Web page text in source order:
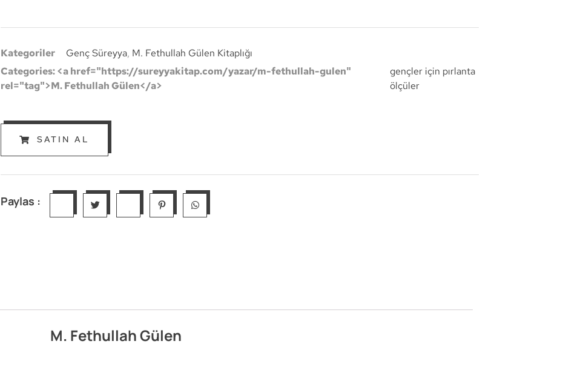
Kategoriler Genç Süreyya, M. Fethullah Gülen Kitaplığı
Categories: <a href="https://sureyyakitap.com/yazar/m-fethullah-gulen"
rel="tag">M. Fethullah Gülen</a>
gençler için pırlanta
ölçüler
SATIN AL
Paylas :
M. Fethullah Gülen